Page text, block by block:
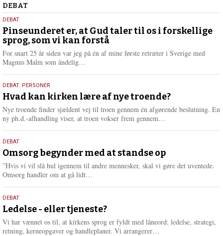
Debat
DEBAT
5.
august
2026
DEBAT
Pinseunderet er, at Gud taler til os i forskellige
sprog, som vi kan forstå
For snart 25 år siden var jeg på én af mine første retræter i Sverige med
Magnus Malm som åndelig…
e
r
e
25.
juli
2026
DEBAT, PERSONER
Hvad kan kirken lære af nye troende?
Nye troende finder sjældent vej til troen gennem én afgørende beslutning. En
ny ph.d.-afhandling viser, at troen vokser frem gennem…
e
r
e
9.
juli
2026
DEBAT
Omsorg begynder med at standse op
”Hvis vi vil slå hul igennem til andre mennesker, skal vi gøre det uventede.
Omsorg handler om at gå lidt…
e
r
e
10.
juni
2026
DEBAT
Ledelse - eller tjeneste?
Vi har vænnet os til, at kirkens sprog er fyldt med låneord: ledelse, strategi,
retning, kerneopgaver og handleplaner. Vi arrangerer…